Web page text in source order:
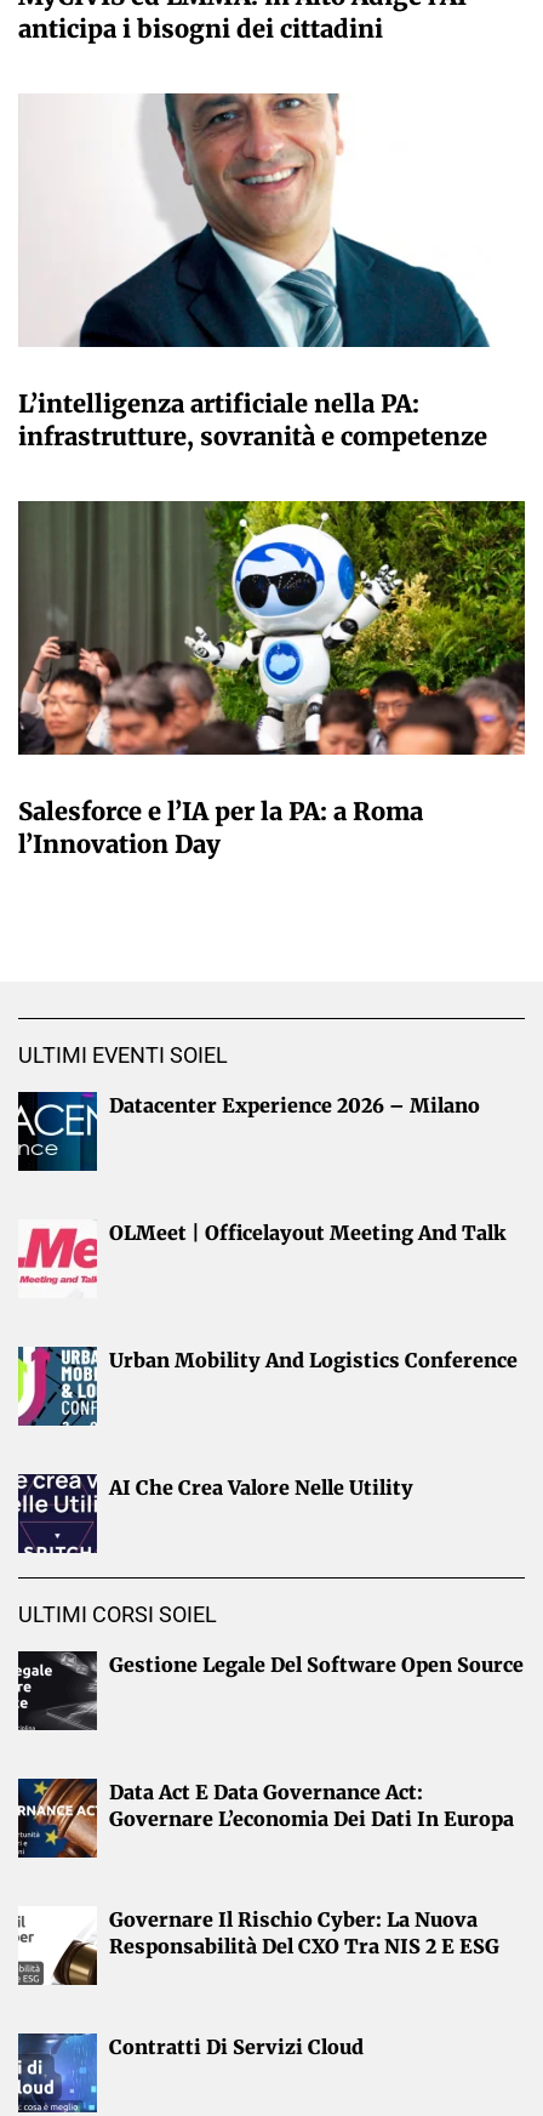
anticipa i bisogni dei cittadini
L’intelligenza artificiale nella PA:
infrastrutture, sovranità e competenze
Salesforce e l’IA per la PA: a Roma
l’Innovation Day
ULTIMI EVENTI SOIEL
Datacenter Experience 2026 – Milano
OLMeet | Officelayout Meeting And Talk
Urban Mobility And Logistics Conference
AI Che Crea Valore Nelle Utility
ULTIMI CORSI SOIEL
Gestione Legale Del Software Open Source
Data Act E Data Governance Act:
Governare L’economia Dei Dati In Europa
Governare Il Rischio Cyber: La Nuova
Responsabilità Del CXO Tra NIS 2 E ESG
Contratti Di Servizi Cloud